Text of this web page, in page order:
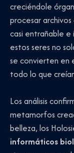
creciéndole
procesar
casi entrañable
estos seres no
se convierten en
todo lo que
Los análisis
metamorfos
belleza, los
informáticos